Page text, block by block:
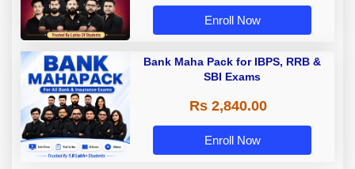
Enroll Now
Bank Maha Pack for IBPS, RRB &
SBI Exams
Rs 2,840.00
Enroll Now